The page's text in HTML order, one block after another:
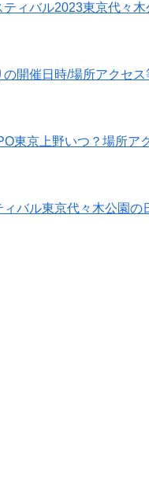
ィバル2023東京代々木
開催日時/場所アクセス
東京上野いつ？場所ア
ィバル東京代々木公園の